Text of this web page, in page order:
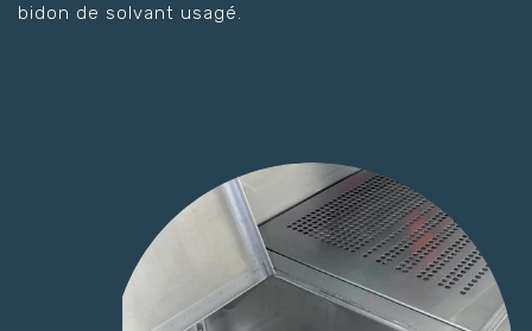
bidon de solvant usagé.